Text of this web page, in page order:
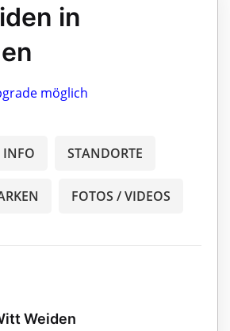
in
möglich
INFO STANDORTE
FOTOS / VIDEOS
Weiden